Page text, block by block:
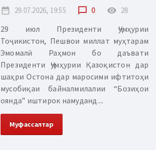
date_range 29.07.2026, 19:55 chat_bubble_outline 0 remove_red_eye 28
29 июл Президенти Ҷумҳурии
Тоҷикистон, Пешвои миллат муҳтарам
Эмомалӣ Раҳмон бо даъвати
Президенти Ҷумҳурии Қазоқистон дар
шаҳри Остона дар маросими ифтитоҳи
мусобиқаи байналмилалии “Бозиҳои
оянда” иштирок намуданд....
Муфассалтар